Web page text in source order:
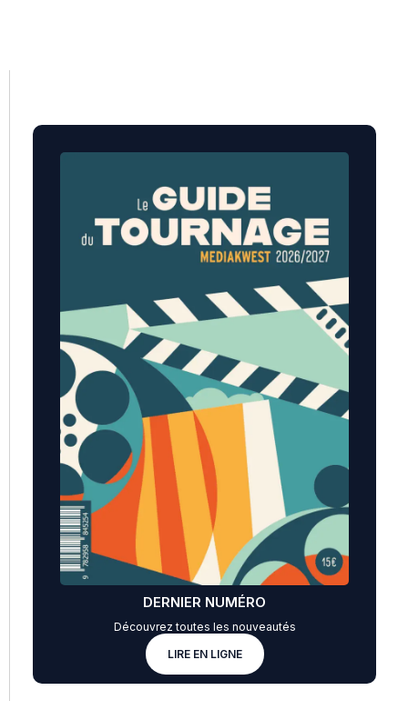
DERNIER NUMÉRO
Découvrez toutes les nouveautés
LIRE EN LIGNE